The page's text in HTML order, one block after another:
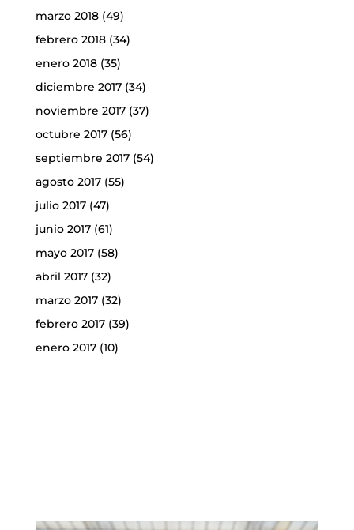
marzo 2018(49)
febrero 2018(34)
enero 2018(35)
diciembre 2017(34)
noviembre 2017(37)
octubre 2017(56)
septiembre 2017(54)
agosto 2017(55)
julio 2017(47)
junio 2017(61)
mayo 2017(58)
abril 2017(32)
marzo 2017(32)
febrero 2017(39)
enero 2017(10)